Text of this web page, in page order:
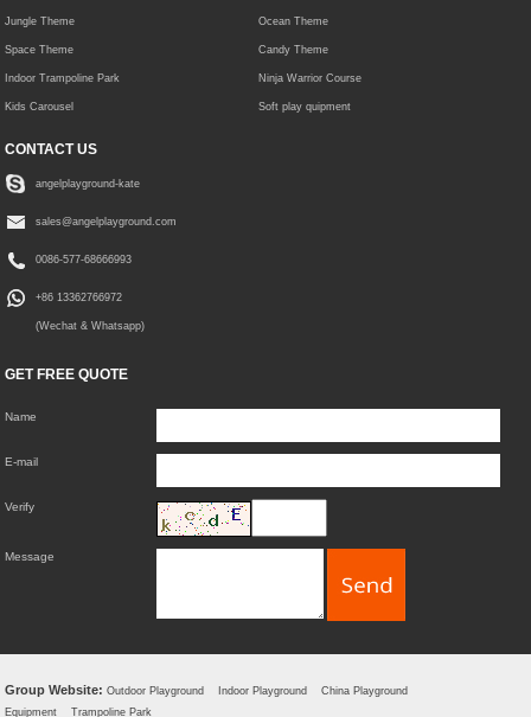
Jungle Theme Ocean Theme
Space Theme Candy Theme
Indoor Trampoline Park Ninja Warrior Course
Kids Carousel Soft play quipment
CONTACT US
angelplayground-kate
sales@angelplayground.com
0086-577-68666993
+86 13362766972
(Wechat & Whatsapp)
GET FREE QUOTE
Name
E-mail
Verify
Message
Group Website: Outdoor Playground Indoor Playground
China Playground
Equipment
Trampoline Park